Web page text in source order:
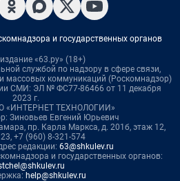
и государственных органов
«63.ру» (18+)
службой по надзору в сфере связи,
массовых коммуникаций (Роскомнадзор)
СМИ: ЭЛ № ФС77-86466 от 11 декабря
2023 г.
«ИНТЕРНЕТ ТЕХНОЛОГИИ»
Зиновьев Евгений Юрьевич
пр. Карла Маркса, д. 201б, этаж 12,
+7 (960) 8-321-574
редакции: 63@shkulev.ru
и государственных органов:
help@shkulev.ru